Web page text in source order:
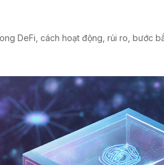
DeFi, cách hoạt động, rủi ro, bước